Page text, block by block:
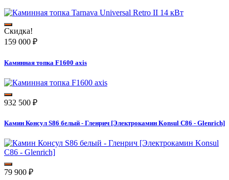
Скидка!
159 000 ₽
Каминная топка F1600 axis
932 500 ₽
Камин Консул S86 белый - Гленрич [Электрокамин Konsul С86 - Glenrich]
79 900 ₽